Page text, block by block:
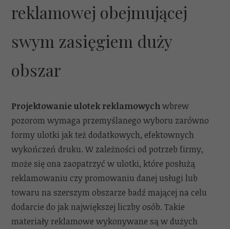
reklamowej obejmującej
swym zasięgiem duży
obszar
Projektowanie ulotek reklamowychwbrew
pozorom wymaga przemyślanego wyboru zarówno
formy ulotki jak też dodatkowych, efektownych
wykończeń druku. W zależności od potrzeb firmy,
może się ona zaopatrzyć w ulotki, które posłużą
reklamowaniu czy promowaniu danej usługi lub
towaru na szerszym obszarze badź mającej na celu
dodarcie do jak największej liczby osób. Takie
materiały reklamowe wykonywane są w dużych